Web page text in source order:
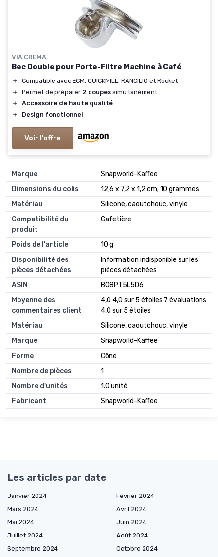
VIA CREMA
Bec Double pour Porte-Filtre Machine à Café
＋
Compatible avec ECM, QUICKMILL, RANCILIO et Rocket
＋
Permet de préparer 2 coupes simultanément
＋
Accessoire de haute qualité
＋
Design fonctionnel
Voir l'offre
Marque
‎Snapworld-Kaffee
Dimensions du colis
‎12,6 x 7,2 x 1,2 cm; 10 grammes
Matériau
‎Silicone, caoutchouc, vinyle
Compatibilité du
produit
‎Cafetière
Poids de l'article
‎10 g
Disponibilité des
pièces détachées
‎Information indisponible sur les
pièces détachées
ASIN
B08PT5L5D6
Moyenne des
commentaires client
4,0 4,0 sur 5 étoiles 7 évaluations
4,0 sur 5 étoiles
Matériau
Silicone, caoutchouc, vinyle
Marque
Snapworld-Kaffee
Forme
Cône
Nombre de pièces
1
Nombre d'unités
1.0 unité
Fabricant
Snapworld-Kaffee
Les articles par date
Janvier 2024
Février 2024
Mars 2024
Avril 2024
Mai 2024
Juin 2024
Juillet 2024
Août 2024
Septembre 2024
Octobre 2024